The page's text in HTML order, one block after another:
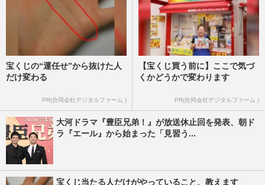
宝くじの“運任せ”から抜けた人
だけ変わる
PR(合同会社デジタルファーム )
【宝くじ買う前に】ここで気づ
くかどうかで変わります
PR(合同会社デジタルファーム )
大河ドラマ『豊臣兄弟！』が放送休止回を発表、朝ド
ラ『エール』から始まった「見習う...
宝くじ当たる人だけがやっていること、教えます